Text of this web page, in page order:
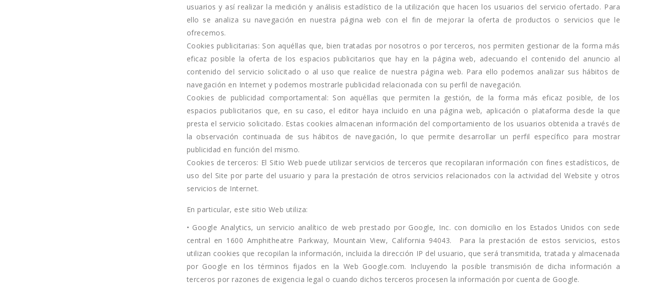
usuarios y así realizar la medición y análisis estadístico de la utilización que hacen los usuarios del servicio ofertado. Para
ello se analiza su navegación en nuestra página web con el fin de mejorar la oferta de productos o servicios que le
ofrecemos.
Cookies publicitarias: Son aquéllas que, bien tratadas por nosotros o por terceros, nos permiten gestionar de la forma más
eficaz posible la oferta de los espacios publicitarios que hay en la página web, adecuando el contenido del anuncio al
contenido del servicio solicitado o al uso que realice de nuestra página web. Para ello podemos analizar sus hábitos de
navegación en Internet y podemos mostrarle publicidad relacionada con su perfil de navegación.
Cookies de publicidad comportamental: Son aquéllas que permiten la gestión, de la forma más eficaz posible, de los
espacios publicitarios que, en su caso, el editor haya incluido en una página web, aplicación o plataforma desde la que
presta el servicio solicitado. Estas cookies almacenan información del comportamiento de los usuarios obtenida a través de
la observación continuada de sus hábitos de navegación, lo que permite desarrollar un perfil específico para mostrar
publicidad en función del mismo.
Cookies de terceros: El Sitio Web puede utilizar servicios de terceros que recopilaran información con fines estadísticos, de
uso del Site por parte del usuario y para la prestación de otros servicios relacionados con la actividad del Website y otros
servicios de Internet.
En particular, este sitio Web utiliza:
• Google Analytics, un servicio analítico de web prestado por Google, Inc. con domicilio en los Estados Unidos con sede
central en 1600 Amphitheatre Parkway, Mountain View, California 94043. Para la prestación de estos servicios, estos
utilizan cookies que recopilan la información, incluida la dirección IP del usuario, que será transmitida, tratada y almacenada
por Google en los términos fijados en la Web Google.com. Incluyendo la posible transmisión de dicha información a
terceros por razones de exigencia legal o cuando dichos terceros procesen la información por cuenta de Google.